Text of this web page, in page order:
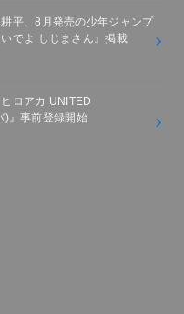
耕平、8月発売の少年ジャンプ
でよ しじまさん』掲載
ロアカ UNITED
)』事前登録開始